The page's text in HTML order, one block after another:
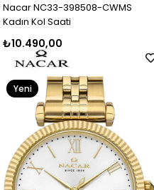
Nacar NC33-398508-CWMS
Kadın Kol Saati
₺10.490,00
Yeni